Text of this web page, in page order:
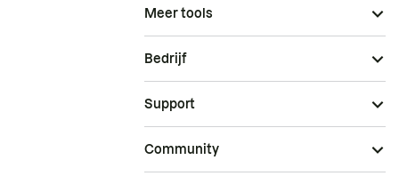
Meer tools
Bedrijf
Support
Community